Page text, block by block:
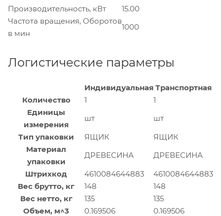
Производительность, кВт
15.00
Частота вращения, Оборотов
в мин
1000
Логистические параметры
Индивидуальная Транспортная
Количество
1
1
Единицы
измерения
шт
шт
Тип упаковки
ЯЩИК
ЯЩИК
Материал
упаковки
ДРЕВЕСИНА
ДРЕВЕСИНА
Штрихкод
4610084644883
4610084644883
Вес брутто, кг
148
148
Вес нетто, кг
135
135
Объем, м^3
0.169506
0.169506